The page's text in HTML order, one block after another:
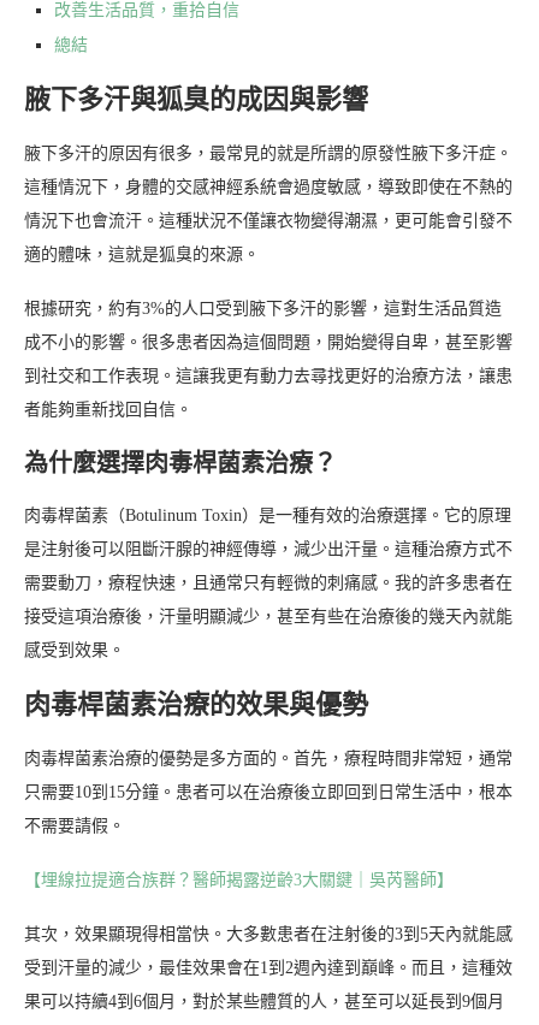
改善生活品質，重拾自信
總結
腋下多汗與狐臭的成因與影響
腋下多汗的原因有很多，最常見的就是所謂的原發性腋下多汗症。
這種情況下，身體的交感神經系統會過度敏感，導致即使在不熱的
情況下也會流汗。這種狀況不僅讓衣物變得潮濕，更可能會引發不
適的體味，這就是狐臭的來源。
根據研究，約有3%的人口受到腋下多汗的影響，這對生活品質造
成不小的影響。很多患者因為這個問題，開始變得自卑，甚至影響
到社交和工作表現。這讓我更有動力去尋找更好的治療方法，讓患
者能夠重新找回自信。
為什麼選擇肉毒桿菌素治療？
肉毒桿菌素（Botulinum Toxin）是一種有效的治療選擇。它的原理
是注射後可以阻斷汗腺的神經傳導，減少出汗量。這種治療方式不
需要動刀，療程快速，且通常只有輕微的刺痛感。我的許多患者在
接受這項治療後，汗量明顯減少，甚至有些在治療後的幾天內就能
感受到效果。
肉毒桿菌素治療的效果與優勢
肉毒桿菌素治療的優勢是多方面的。首先，療程時間非常短，通常
只需要10到15分鐘。患者可以在治療後立即回到日常生活中，根本
不需要請假。
【埋線拉提適合族群？醫師揭露逆齡3大關鍵｜吳芮醫師】
其次，效果顯現得相當快。大多數患者在注射後的3到5天內就能感
受到汗量的減少，最佳效果會在1到2週內達到巔峰。而且，這種效
果可以持續4到6個月，對於某些體質的人，甚至可以延長到9個月